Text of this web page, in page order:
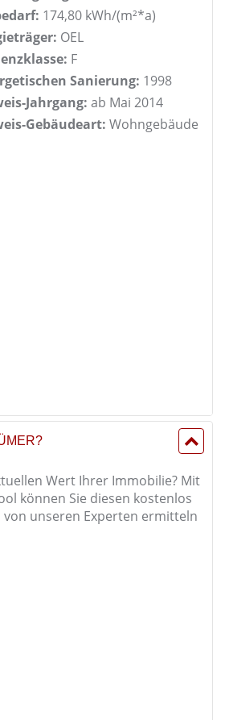
174,80 kWh/(m²*a)
OEL
F
Sanierung: 1998
Jahrgang: ab Mai 2014
Gebäudeart: Wohngebäude
Wert Ihrer Immobilie? Mit
können Sie diesen kostenlos
unseren Experten ermitteln